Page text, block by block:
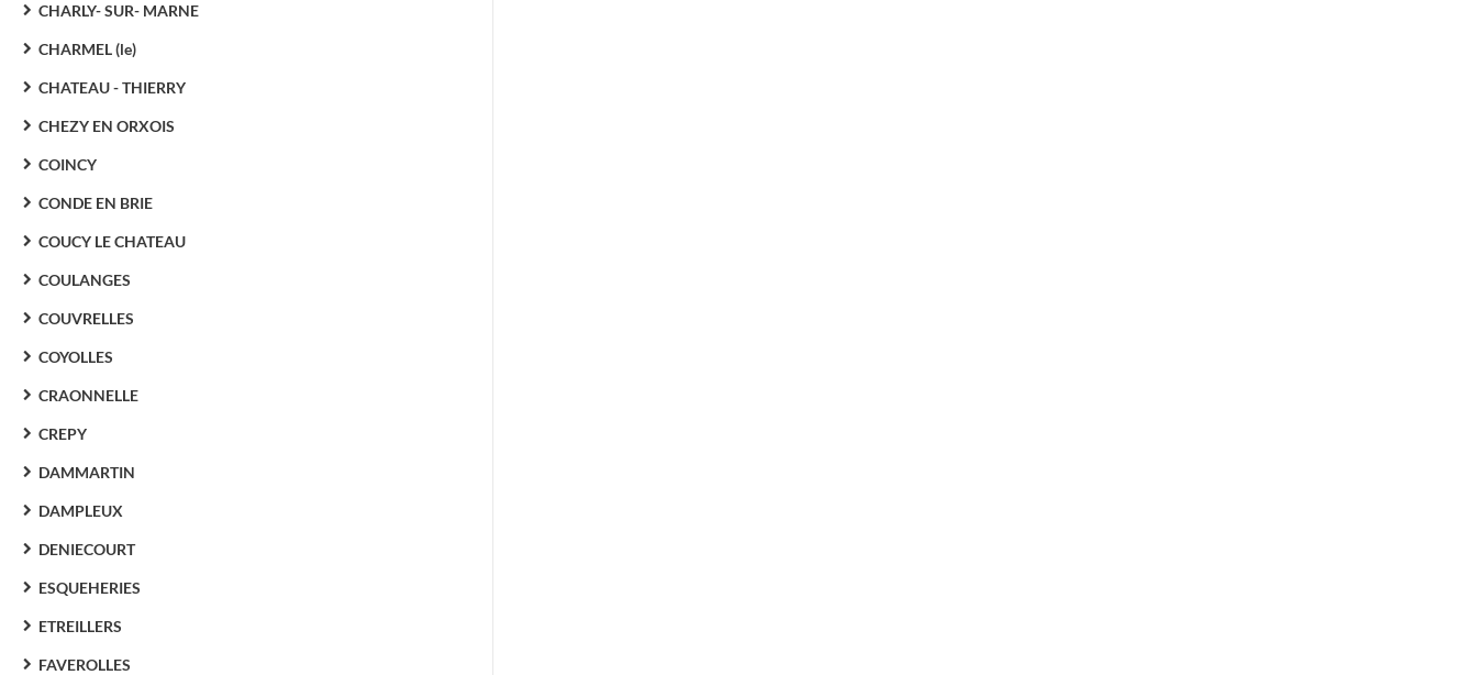
CHARLY- SUR- MARNE
CHARMEL (le)
CHATEAU - THIERRY
CHEZY EN ORXOIS
COINCY
CONDE EN BRIE
COUCY LE CHATEAU
COULANGES
COUVRELLES
COYOLLES
CRAONNELLE
CREPY
DAMMARTIN
DAMPLEUX
DENIECOURT
ESQUEHERIES
ETREILLERS
FAVEROLLES